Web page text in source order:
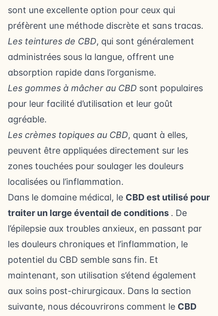
sont une excellente option pour ceux qui
préfèrent une méthode discrète et sans tracas.
Les teintures de CBD, qui sont généralement
administrées sous la langue, offrent une
absorption rapide dans l’organisme.
Les gommes à mâcher au CBD sont populaires
pour leur facilité d’utilisation et leur goût
agréable.
Les crèmes topiques au CBD, quant à elles,
peuvent être appliquées directement sur les
zones touchées pour soulager les douleurs
localisées ou l’inflammation.
Dans le domaine médical, le CBD est utilisé pour
traiter un large éventail de conditions . De
l’épilepsie aux troubles anxieux, en passant par
les douleurs chroniques et l’inflammation, le
potentiel du CBD semble sans fin. Et
maintenant, son utilisation s’étend également
aux soins post-chirurgicaux. Dans la section
suivante, nous découvrirons comment le CBD